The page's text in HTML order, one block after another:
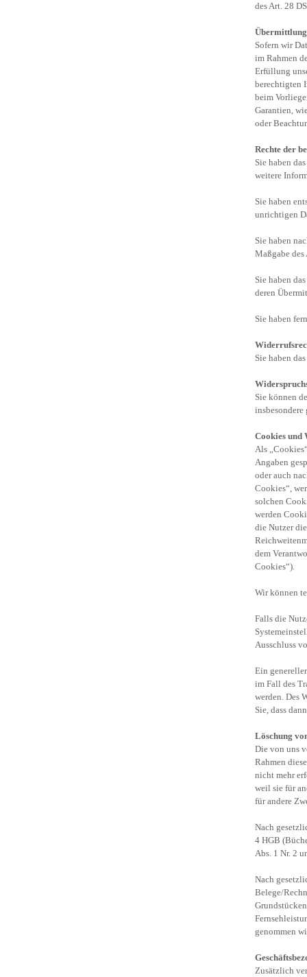
des Art. 28
Sofern wir
im Rahmen
Erfüllung
berechtigten
beim
Garantien,
oder
Rechte der
Sie haben
weitere
Sie haben
unrichtigen
Sie haben
Maßgabe
Sie haben
deren
Sie haben
Sie haben
Sie können
Cookies und
Als
Angaben
oder auch
Cookies“,
solchen
werden
die Nutzer
dem
Cookies“).
Wir können
Falls die
Ausschluss
Ein
im Fall des
werden. Des
Sie, dass
Löschung
Die von uns
Rahmen
nicht mehr
weil sie für
für andere
Nach
4 HGB
Abs. 1 Nr. 2
Nach
Belege/
genommen
Zusätzlich